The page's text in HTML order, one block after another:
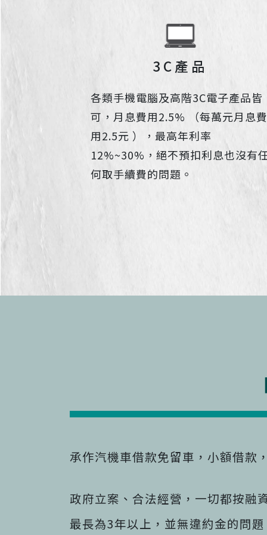
3C產品
各類手機電腦及高階3C電子產品皆
可，月息費用2.5% （每萬元月息費
用2.5元 ），最高年利率
12%~30%，絕不預扣利息也沒有
何取手續費的問題。
承作汽機車借款免留車，小額借款
政府立案、合法經營，一切都按融
最長為3年以上，並無違約金的問